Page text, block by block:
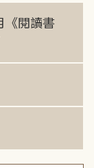
《閱讀書